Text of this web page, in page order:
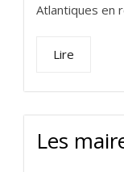
Atlantiques en
Lire
Les